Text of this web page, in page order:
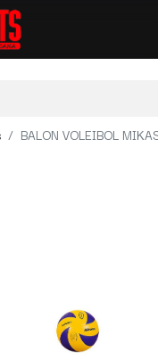
BALON VOLEIBOL